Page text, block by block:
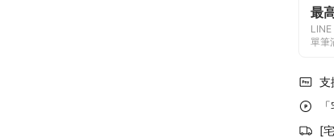
最
單筆
支
[